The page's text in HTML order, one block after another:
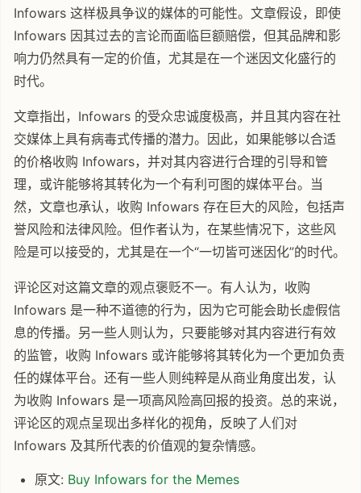
Infowars 这样极具争议的媒体的可能性。文章假设，即使
Infowars 因其过去的言论而面临巨额赔偿，但其品牌和影
响力仍然具有一定的价值，尤其是在一个迷因文化盛行的
时代。
文章指出，Infowars 的受众忠诚度极高，并且其内容在社
交媒体上具有病毒式传播的潜力。因此，如果能够以合适
的价格收购 Infowars，并对其内容进行合理的引导和管
理，或许能够将其转化为一个有利可图的媒体平台。当
然，文章也承认，收购 Infowars 存在巨大的风险，包括声
誉风险和法律风险。但作者认为，在某些情况下，这些风
险是可以接受的，尤其是在一个“一切皆可迷因化”的时代。
评论区对这篇文章的观点褒贬不一。有人认为，收购
Infowars 是一种不道德的行为，因为它可能会助长虚假信
息的传播。另一些人则认为，只要能够对其内容进行有效
的监管，收购 Infowars 或许能够将其转化为一个更加负责
任的媒体平台。还有一些人则纯粹是从商业角度出发，认
为收购 Infowars 是一项高风险高回报的投资。总的来说，
评论区的观点呈现出多样化的视角，反映了人们对
Infowars 及其所代表的价值观的复杂情感。
原文: Buy Infowars for the Memes